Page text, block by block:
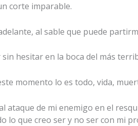
corte imparable.
al sable que puede
hesitar en la boca del más
momento lo es todo, vida,
ataque de mi enemigo en el
lo que creo ser y no ser con mi